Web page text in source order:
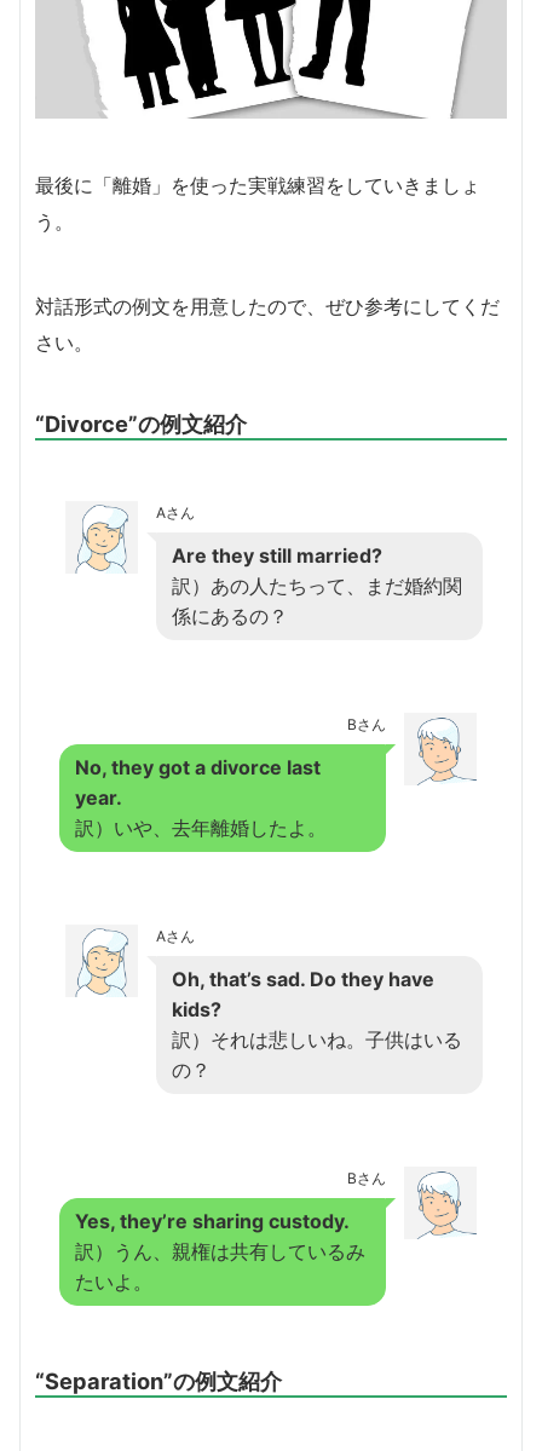
最後に「離婚」を使った実戦練習をしていきましょ
う。
対話形式の例文を用意したので、ぜひ参考にしてくだ
さい。
“Divorce”の例文紹介
Aさん
Are they still married?
訳）あの人たちって、まだ婚約関
係にあるの？
Bさん
No, they got a divorce last
year.
訳）いや、去年離婚したよ。
Aさん
Oh, that’s sad. Do they have
kids?
訳）それは悲しいね。子供はいる
の？
Bさん
Yes, they’re sharing custody.
訳）うん、親権は共有しているみ
たいよ。
“Separation”の例文紹介